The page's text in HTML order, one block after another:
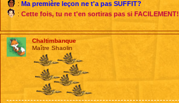
: Ma première leçon ne t'a pas SUFFIT?
: Cette fois, tu ne t'en sortiras pas si FACILEMENT!
Chaltimbanque
Maître Shaolin